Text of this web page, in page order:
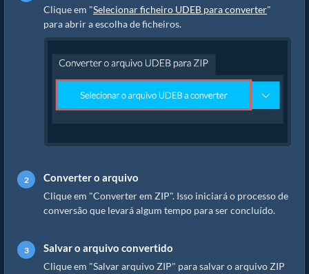
Clique em "Selecionar ficheiro UDEB para converter"
para abrir a escolha de ficheiros.
Converter o arquivo
Clique em "Converter em ZIP". Isso iniciará o processo de
conversão que levará algum tempo para ser concluído.
Salvar o arquivo convertido
Clique em "Salvar arquivo ZIP" para salvar o arquivo ZIP